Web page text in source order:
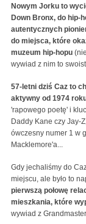
Nowym Jorku to
Down Bronx, do hip-
autentycznych
do miejsca, które
muzeum hip-hopu
wywiad z nim to
57-letni dziś Caz to
aktywny od 1974
'rapowego poetę' i
Daddy Kane czy Jay-
ówczesny numer 1 w
Macklemore'a...
Gdy jechaliśmy do
miejscu, ale było to
pierwszą połowę
mieszkania, które
wywiad z